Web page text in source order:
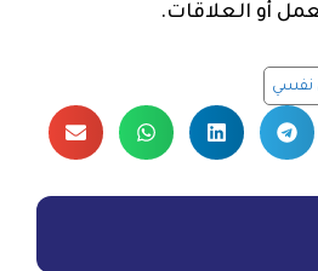
أو العلاقات.